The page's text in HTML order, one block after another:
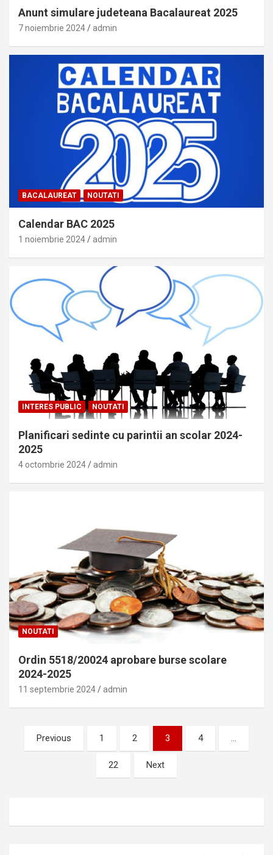
Anunt simulare judeteana Bacalaureat 2025
7 noiembrie 2024 admin
BACALAUREAT NOUTATI
Calendar BAC 2025
1 noiembrie 2024 admin
INTERES PUBLIC NOUTATI
Planificari sedinte cu parintii an scolar 2024-
2025
4 octombrie 2024 admin
NOUTATI
Ordin 5518/20024 aprobare burse scolare
2024-2025
11 septembrie 2024 admin
Paginație
articole
Previous 1 2 3 4 …
22 Next